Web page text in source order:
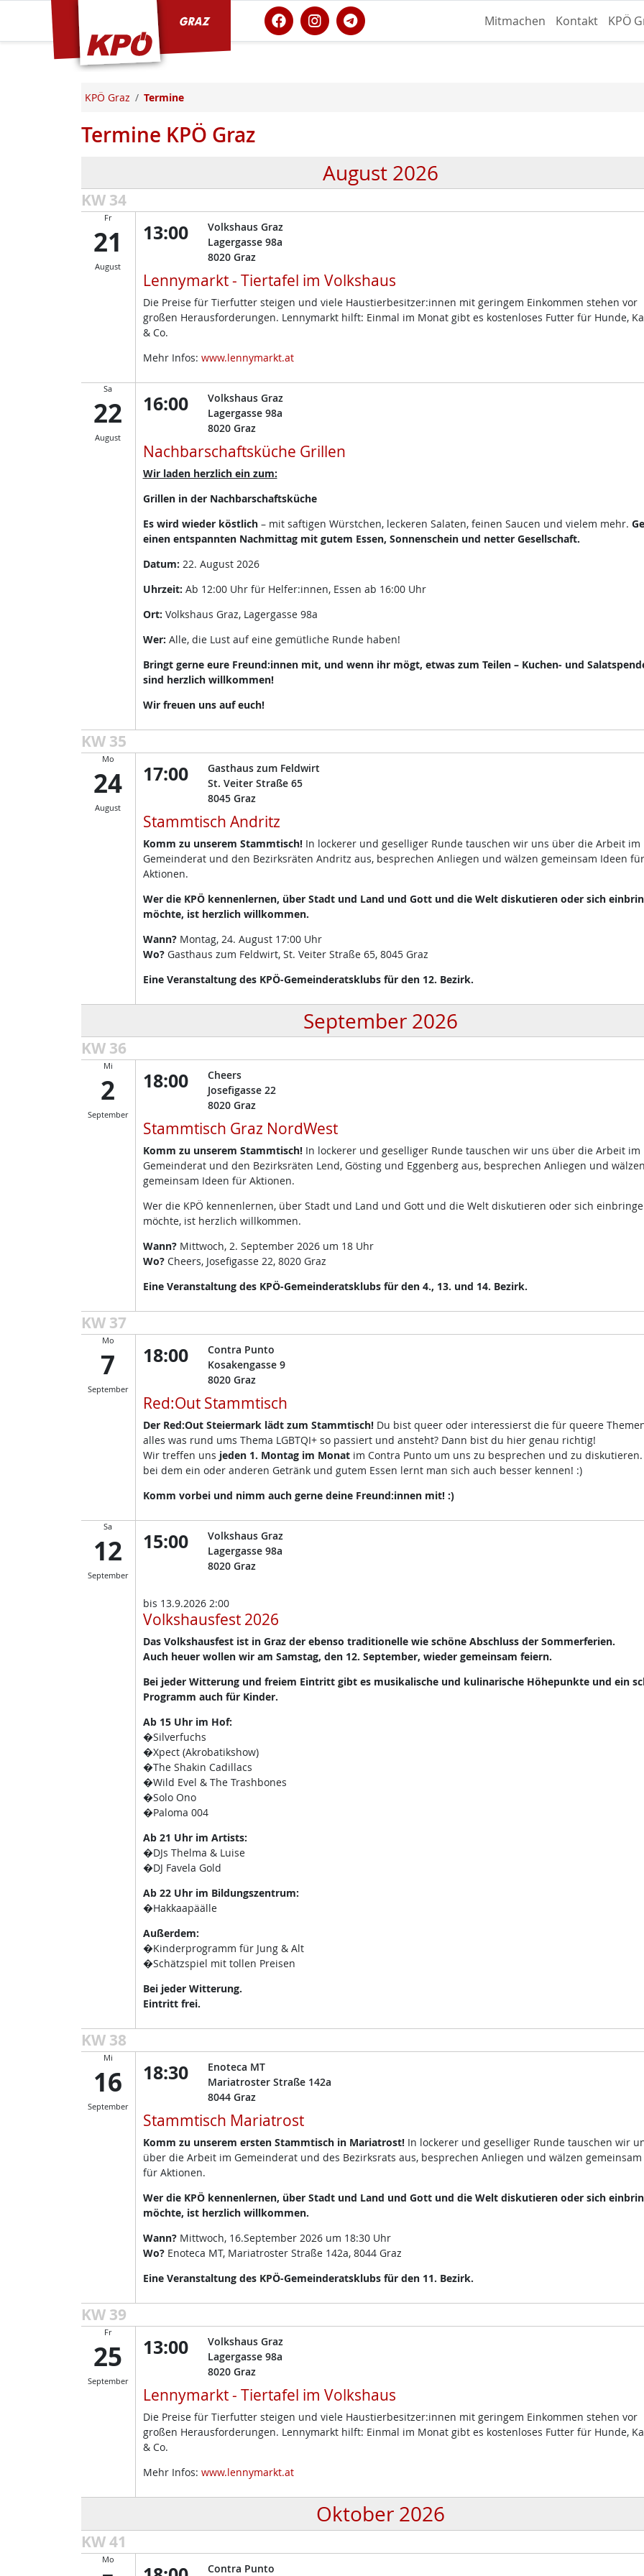
Mitmachen Kontakt KPÖ
KPÖ Graz Termine
Termine KPÖ Graz
August 2026
KW 34
Fr
21
August
13:00
Volkshaus Graz
Lagergasse 98a
8020 Graz
Lennymarkt - Tiertafel im Volkshaus
Die Preise für Tierfutter steigen und viele Haustierbesitzer:innen mit geringem Einkommen stehen vor
großen Herausforderungen. Lennymarkt hilft: Einmal im Monat gibt es kostenloses Futter für Hunde,
& Co.
Mehr Infos: www.lennymarkt.at
Sa
22
August
16:00
Volkshaus Graz
Lagergasse 98a
8020 Graz
Nachbarschaftsküche Grillen
Wir laden herzlich ein zum:
Grillen in der Nachbarschaftsküche
Es wird wieder köstlich – mit saftigen Würstchen, leckeren Salaten, feinen Saucen und vielem mehr.
einen entspannten Nachmittag mit gutem Essen, Sonnenschein und netter Gesellschaft.
Datum: 22. August 2026
Uhrzeit: Ab 12:00 Uhr für Helfer:innen, Essen ab 16:00 Uhr
Ort: Volkshaus Graz, Lagergasse 98a
Wer: Alle, die Lust auf eine gemütliche Runde haben!
Bringt gerne eure Freund:innen mit, und wenn ihr mögt, etwas zum Teilen – Kuchen- und
sind herzlich willkommen!
Wir freuen uns auf euch!
KW 35
Mo
24
August
17:00
Gasthaus zum Feldwirt
St. Veiter Straße 65
8045 Graz
Stammtisch Andritz
Komm zu unserem Stammtisch!In lockerer und geselliger Runde tauschen wir uns über die Arbeit im
Gemeinderat und den Bezirksräten Andritz aus, besprechen Anliegen und wälzen gemeinsam Ideen für
Aktionen.
Wer die KPÖ kennenlernen, über Stadt und Land und Gott und die Welt diskutieren oder sich
möchte, ist herzlich willkommen.
Wann?Montag, 24. August 17:00 Uhr
Wo?Gasthaus zum Feldwirt, St. Veiter Straße 65, 8045 Graz
Eine Veranstaltung des KPÖ-Gemeinderatsklubs für den 12. Bezirk.
September 2026
KW 36
Mi
2
September
18:00
Cheers
Josefigasse 22
8020 Graz
Stammtisch Graz NordWest
Komm zu unserem Stammtisch!In lockerer und geselliger Runde tauschen wir uns über die Arbeit im
Gemeinderat und den Bezirksräten Lend, Gösting und Eggenberg aus, besprechen Anliegen und
gemeinsam Ideen für Aktionen.
Wer die KPÖ kennenlernen, über Stadt und Land und Gott und die Welt diskutieren oder sich
möchte, ist herzlich willkommen.
Wann?Mittwoch, 2. September 2026 um 18 Uhr
Wo?Cheers, Josefigasse 22, 8020 Graz
Eine Veranstaltung des KPÖ-Gemeinderatsklubs für den 4., 13. und 14. Bezirk.
KW 37
Mo
7
September
18:00
Contra Punto
Kosakengasse 9
8020 Graz
Red:Out Stammtisch
Der Red:Out Steiermark lädt zum Stammtisch!Du bist queer oder interessierst die für queere
alles was rund ums Thema LGBTQI+ so passiert und ansteht? Dann bist du hier genau richtig!
Wir treffen uns jeden 1. Montag im Monat im Contra Punto um uns zu besprechen und zu
bei dem ein oder anderen Getränk und gutem Essen lernt man sich auch besser kennen! :)
Komm vorbei und nimm auch gerne deine Freund:innen mit! :)
Sa
12
September
15:00
Volkshaus Graz
Lagergasse 98a
8020 Graz
bis 13.9.2026 2:00
Volkshausfest 2026
Das Volkshausfest ist in Graz der ebenso traditionelle wie schöne Abschluss der Sommerferien.
Auch heuer wollen wir am Samstag, den 12. September, wieder gemeinsam feiern.
Bei jeder Witterung und freiem Eintritt gibt es musikalische und kulinarische Höhepunkte und ein
Programm auch für Kinder.
Ab 15 Uhr im Hof:
�Silverfuchs
�Xpect (Akrobatikshow)
�The Shakin Cadillacs
�Wild Evel & The Trashbones
�Solo Ono
�Paloma 004
Ab 21 Uhr im Artists:
�DJs Thelma & Luise
�DJ Favela Gold
Ab 22 Uhr im Bildungszentrum:
�Hakkaapäälle
Außerdem:
�Kinderprogramm für Jung & Alt
�Schätzspiel mit tollen Preisen
Bei jeder Witterung.
Eintritt frei.
KW 38
Mi
16
September
18:30
Enoteca MT
Mariatroster Straße 142a
8044 Graz
Stammtisch Mariatrost
Komm zu unserem ersten Stammtisch in Mariatrost!In lockerer und geselliger Runde tauschen wir
über die Arbeit im Gemeinderat und des Bezirksrats aus, besprechen Anliegen und wälzen
für Aktionen.
Wer die KPÖ kennenlernen, über Stadt und Land und Gott und die Welt diskutieren oder sich
möchte, ist herzlich willkommen.
Wann?Mittwoch, 16.September 2026 um 18:30 Uhr
Wo?Enoteca MT, Mariatroster Straße 142a, 8044 Graz
Eine Veranstaltung des KPÖ-Gemeinderatsklubs für den 11. Bezirk.
KW 39
Fr
25
September
13:00
Volkshaus Graz
Lagergasse 98a
8020 Graz
Lennymarkt - Tiertafel im Volkshaus
Die Preise für Tierfutter steigen und viele Haustierbesitzer:innen mit geringem Einkommen stehen vor
großen Herausforderungen. Lennymarkt hilft: Einmal im Monat gibt es kostenloses Futter für Hunde,
& Co.
Mehr Infos: www.lennymarkt.at
Oktober 2026
KW 41
Mo
Contra Punto